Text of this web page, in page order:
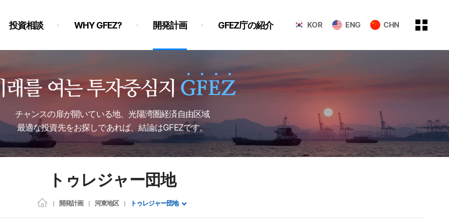
KOR ENG CHN
投資相談 WHY GFEZ? 開発計画 GFEZ庁の紹介
チャンスの扉が開いている地、光陽湾圏経済自由区域
最適な投資先をお探しであれば、結論はGFEZです。
トゥレジャー団地
開発計画 河東地区 トゥレジャー団地